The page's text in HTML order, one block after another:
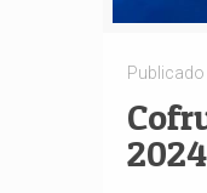
2024